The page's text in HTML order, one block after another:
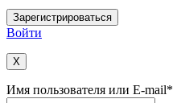
Войти
X
Имя пользователя или E-mail*